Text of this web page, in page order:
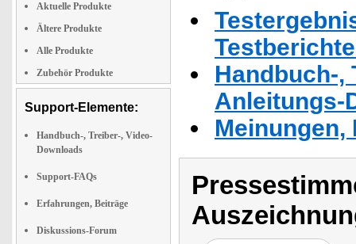
Aktuelle Produkte
Ältere Produkte
Alle Produkte
Zubehör Produkte
Support-Elemente:
Handbuch-, Treiber-, Video-
Downloads
Support-FAQs
Erfahrungen, Beiträge
Diskussions-Forum
Handbuch-,
Anleitungs-